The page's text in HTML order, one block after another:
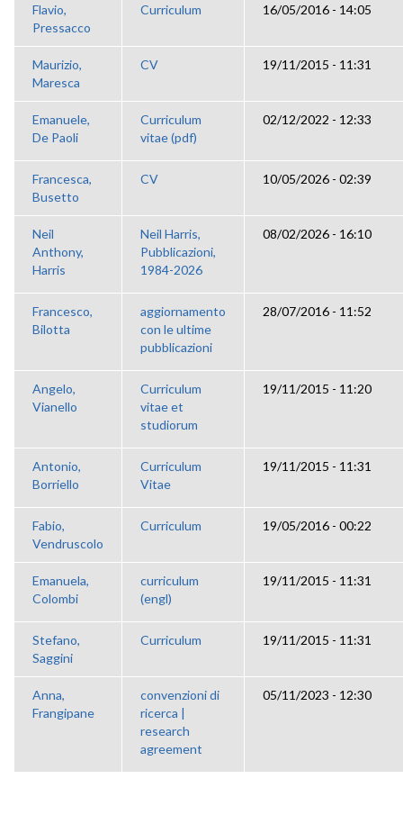
Flavio,
Pressacco
Curriculum 16/05/2016 - 14:05
Maurizio,
Maresca
CV 19/11/2015 - 11:31
Emanuele,
De Paoli
Curriculum
vitae (pdf)
02/12/2022 - 12:33
Francesca,
Busetto
CV 10/05/2026 - 02:39
Neil
Anthony,
Harris
Neil Harris,
Pubblicazioni,
1984-2026
08/02/2026 - 16:10
Francesco,
Bilotta
aggiornamento
con le ultime
pubblicazioni
28/07/2016 - 11:52
Angelo,
Vianello
Curriculum
vitae et
studiorum
19/11/2015 - 11:20
Antonio,
Borriello
Curriculum
Vitae
19/11/2015 - 11:31
Fabio,
Vendruscolo
Curriculum 19/05/2016 - 00:22
Emanuela,
Colombi
curriculum
(engl)
19/11/2015 - 11:31
Stefano,
Saggini
Curriculum 19/11/2015 - 11:31
Anna,
Frangipane
convenzioni di
ricerca |
research
agreement
05/11/2023 - 12:30